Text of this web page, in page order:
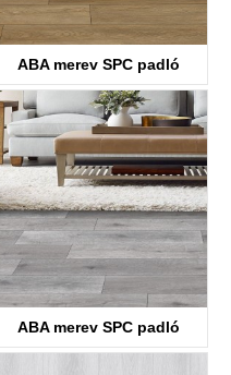
ABA merev SPC padló
KTV8034
ABA merev SPC padló